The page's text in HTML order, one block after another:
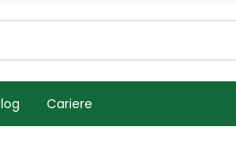
Cariere